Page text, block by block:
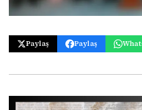
Paylaş Paylaş